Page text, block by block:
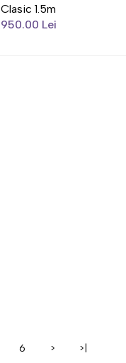
Clasic 1.5m
950.00 Lei
6 > >|